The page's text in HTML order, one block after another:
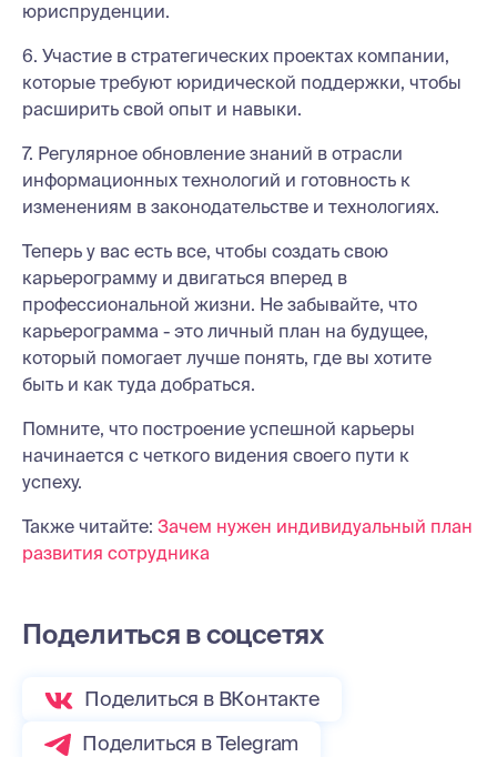
юриспруденции.
6. Участие в стратегических проектах компании,
которые требуют юридической поддержки, чтобы
расширить свой опыт и навыки.
7. Регулярное обновление знаний в отрасли
информационных технологий и готовность к
изменениям в законодательстве и технологиях.
Теперь у вас есть все, чтобы создать свою
карьерограмму и двигаться вперед в
профессиональной жизни. Не забывайте, что
карьерограмма - это личный план на будущее,
который помогает лучше понять, где вы хотите
быть и как туда добраться.
Помните, что построение успешной карьеры
начинается с четкого видения своего пути к
успеху.
Также читайте: Зачем нужен индивидуальный план
развития сотрудника
Поделиться в соцсетях
Поделиться в ВКонтакте
Поделиться в Telegram